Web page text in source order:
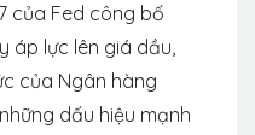
của Fed công bố
áp lực lên giá dầu,
của Ngân hàng
dấu hiệu mạnh